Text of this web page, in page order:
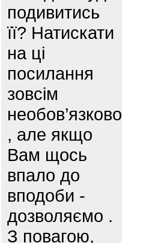
подивитись
її? Натискати
на ці
посилання
зовсім
необов’язково
, але якщо
Вам щось
впало до
вподоби -
дозволяємо .
З повагою,